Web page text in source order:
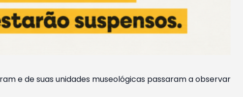
e de suas unidades museológicas passaram a observar